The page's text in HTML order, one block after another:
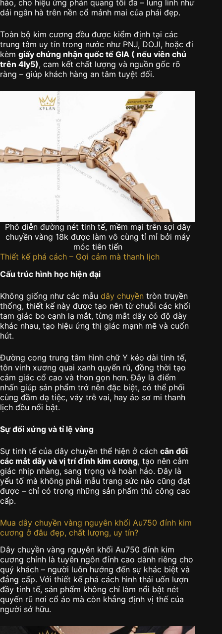
hảo, cho hiệu ứng phản quang tối đa – lung linh như
dải ngân hà trên nền cổ mảnh mai của phái đẹp.
Toàn bộ kim cương đều được kiểm định tại các
trung tâm uy tín trong nước như PNJ, DOJI, hoặc đi
kèm giấy chứng nhận quốc tế GIA ( nếu viên chủ
trên 4ly5), cam kết chất lượng và nguồn gốc rõ
ràng – giúp khách hàng an tâm tuyệt đối.
Phô diễn đường nét tinh tế, mềm mại trên sợi dây
chuyền vàng 18k được làm vô cùng tỉ mỉ bởi máy
móc tiên tiến
Thiết kế phá cách – Gợi cảm mà thanh lịch
Cấu trúc hình học hiện đại
Không giống như các mẫu dây chuyền tròn truyền
thống, thiết kế này được tạo nên từ chuỗi các khối
tam giác bo cạnh lạ mắt, từng mắt dây có độ dày
khác nhau, tạo hiệu ứng thị giác mạnh mẽ và cuốn
hút.
Đường cong trung tâm hình chữ Y kéo dài tinh tế,
tôn vinh xương quai xanh quyến rũ, đồng thời tạo
cảm giác cổ cao và thon gọn hơn. Đây là điểm
nhấn giúp sản phẩm trở nên đặc biệt, có thể phối
cùng đầm dạ tiệc, váy trễ vai, hay áo sơ mi thanh
lịch đều nổi bật.
Sự đối xứng và tỉ lệ vàng
Sự tinh tế của dây chuyền thể hiện ở cách cân đối
các mắt dây và vị trí đính kim cương, tạo nên cảm
giác nhịp nhàng, sang trọng và hoàn hảo. Đây là
yếu tố mà không phải mẫu trang sức nào cũng đạt
được – chỉ có trong những sản phẩm thủ công cao
cấp.
Mua dây chuyền vàng nguyên khối Au750 đính kim
cương ở đâu đẹp, chất lượng, uy tín?
Dây chuyền vàng nguyên khối Au750 đính kim
cương chính là tuyên ngôn đỉnh cao dành riêng cho
quý khách – người luôn hướng đến sự khác biệt và
đẳng cấp. Với thiết kế phá cách hình thái uốn lượn
đầy tinh tế, sản phẩm không chỉ làm nổi bật nét
quyến rũ nơi cổ áo mà còn khẳng định vị thế của
người sở hữu.